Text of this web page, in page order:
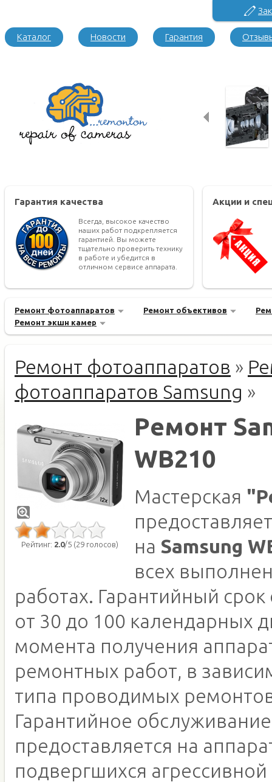
Каталог Новости Гарантия
Гарантия качества
Всегда, высокое качество
наших работ подкрепляется
гарантией. Вы можете
тщательно проверить технику
в работе и убедится в
отличном сервисе аппарата.
Акции и
Ремонт фотоаппаратов Ремонт объективов
Ремонт экшн камер
Ремонт фотоаппаратов »
фотоаппаратов Samsung »
Рейтинг: 2.0/5 (29 голосов)
Ремонт
WB210
Мастерская
на Samsung
всех
работах. Гарантийный срок
от 30 до 100 календарных
момента получения
ремонтных работ, в
типа проводимых
Гарантийное обслуживание
предоставляется на
подвергшихся